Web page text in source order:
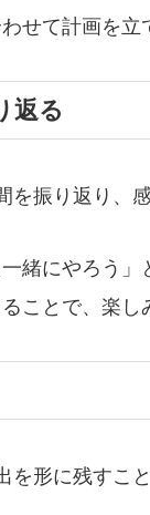
せて計画を立
返る
振り返り、
緒にやろう」
ことで、楽し
形に残すこ